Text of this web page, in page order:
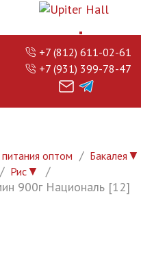
+7 (812) 611-02-61
+7 (931) 399-78-47
оптом Бакалея ▼
Рис▼
900г Националь [12]